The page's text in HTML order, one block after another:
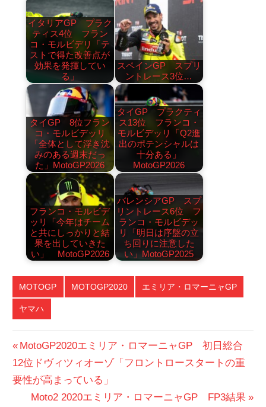
イタリアGP プラク
ティス4位 フラン
コ・モルビデリ「テ
ストで得た改善点が
効果を発揮してい
る」
スペインGP スプリ
ントレース3位…
タイGP 8位フラン
コ・モルビデッリ
「全体として浮き沈
みのある週末だっ
た」MotoGP2026
タイGP プラクティ
ス13位 フランコ・
モルビデッリ「Q2進
出のポテンシャルは
十分ある」
MotoGP2026
フランコ・モルビデ
ッリ「今年はチーム
と共にしっかりと結
果を出していきた
い」 MotoGP2026
バレンシアGP スプ
リントレース6位 フ
ランコ・モルビデッ
リ「明日は序盤の立
ち回りに注意した
い」MotoGP2025
MOTOGP MOTOGP2020 エミリア・ロマーニャGP
ヤマハ
投
稿
前
の
投
稿:
MotoGP2020エミリア・ロマーニャGP 初日総合
12位ドヴィツィオーゾ「フロントロースタートの重
要性が高まっている」
次
Moto2 2020エミリア・ロマーニャGP FP3結果